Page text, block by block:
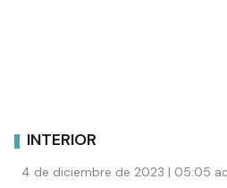
INTERIOR
4 de diciembre de 2023 | 05:05